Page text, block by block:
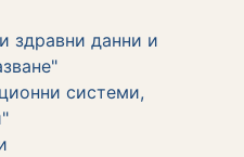
здравни данни и
системи,